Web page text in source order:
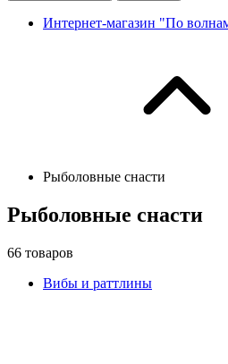
Интернет-магазин "По
Рыболовные снасти
Рыболовные снасти
66 товаров
Вибы и раттлины